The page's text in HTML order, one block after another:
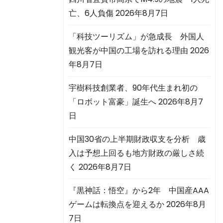
亡、6人負傷2026年8月7日
「科技ツーリズム」が急成長 外国人
観光客が中国の工場を訪れる理由 2026
年8月7日
宇樹科技創業者、90年代生まれ初の
「ロボット富豪」誕生へ2026年8月7
日
中国30省の上半期財政収支を分析 歳
入は予想上回るも地方財政の厳しさ続
く 2026年8月7日
『黒神話：悟空』から2年 中国産AAA
ゲームは転換点を迎えるか2026年8月
7日